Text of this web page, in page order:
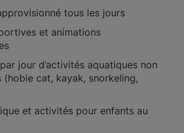
tous les jours
et animations
jour d’activités aquatiques non
(hobie cat, kayak, snorkeling,
et activités pour enfants au